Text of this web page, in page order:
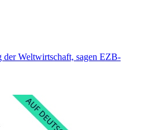
Weltwirtschaft, sagen EZB-